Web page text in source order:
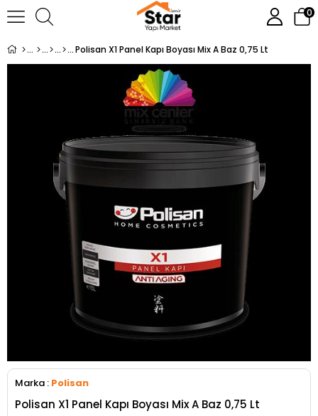
0
Polisan X1 Panel Kapı Boyası Mix A Baz 0,75 Lt
Marka : Polisan
Polisan X1 Panel Kapı Boyası Mix A Baz 0,75 Lt